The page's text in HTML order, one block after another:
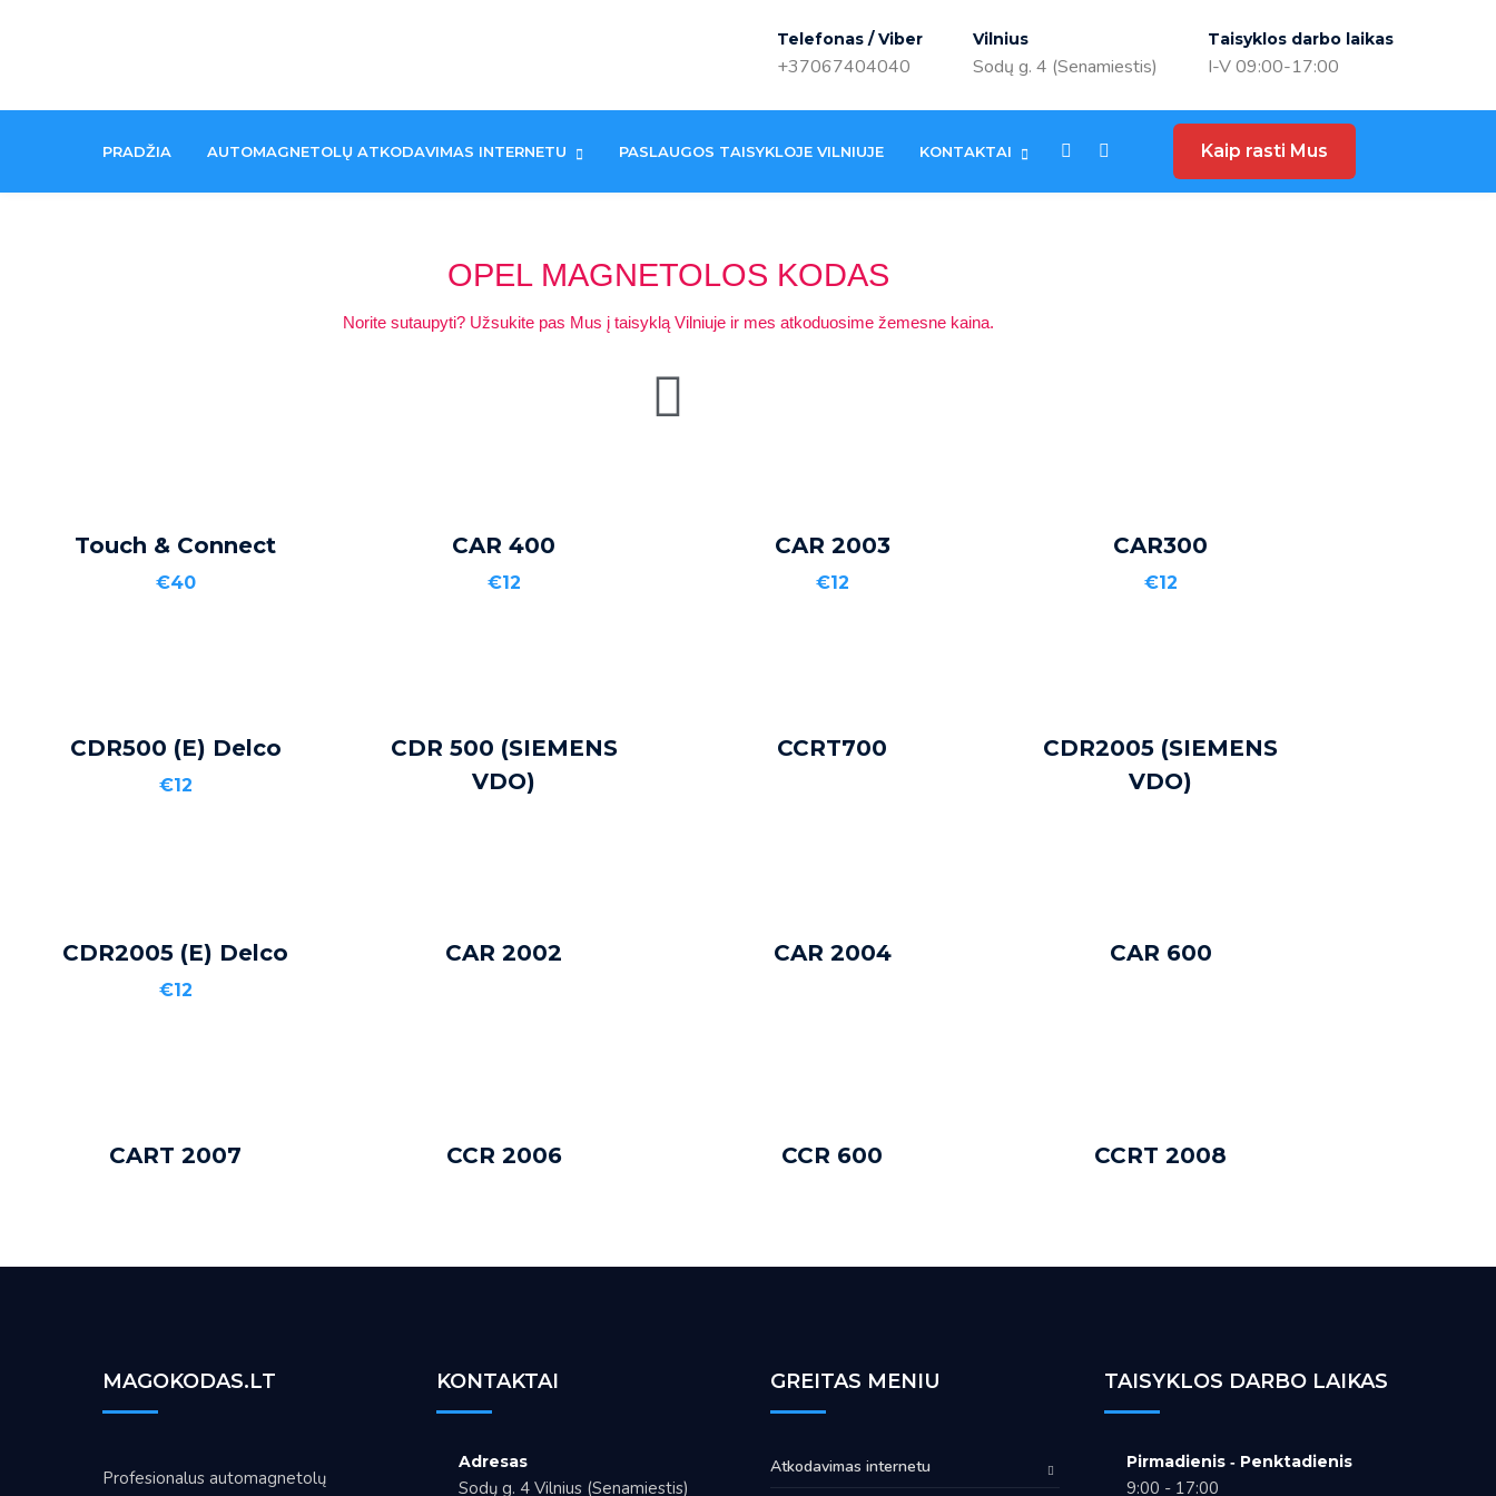
Telefonas / Viber
+37067404040
Vilnius
Sodų g. 4 (Senamiestis)
Taisyklos darbo laikas
I-V 09:00-17:00
PRADŽIA AUTOMAGNETOLŲ ATKODAVIMAS INTERNETU PASLAUGOS TAISYKLOJE VILNIUJE KONTAKTAI Kaip rasti Mus
OPEL MAGNETOLOS KODAS
Norite sutaupyti? Užsukite pas Mus į taisyklą Vilniuje ir mes atkoduosime žemesne kaina.
ADD TO CART
Touch & Connect
€40
ADD TO CART
CAR 400
€12
ADD TO CART
CAR 2003
€12
ADD TO CART
CAR300
€12
ADD TO CART
CDR500 (E) Delco
€12
ADD TO CART
CDR 500 (SIEMENS
VDO)
ADD TO CART
CCRT700 ADD TO CART
CDR2005 (SIEMENS
VDO)
ADD TO CART
CDR2005 (E) Delco
€12
ADD TO CART
CAR 2002 ADD TO CART
CAR 2004 ADD TO CART
CAR 600
ADD TO CART
CART 2007 ADD TO CART
CCR 2006 ADD TO CART
CCR 600 ADD TO CART
CCRT 2008
MAGOKODAS.LT
Profesionalus automagnetolų
KONTAKTAI
Adresas
Sodų g. 4 Vilnius (Senamiestis)
GREITAS MENIU
Atkodavimas internetu
TAISYKLOS DARBO LAIKAS
Pirmadienis ‑ Penktadienis
9:00 - 17:00